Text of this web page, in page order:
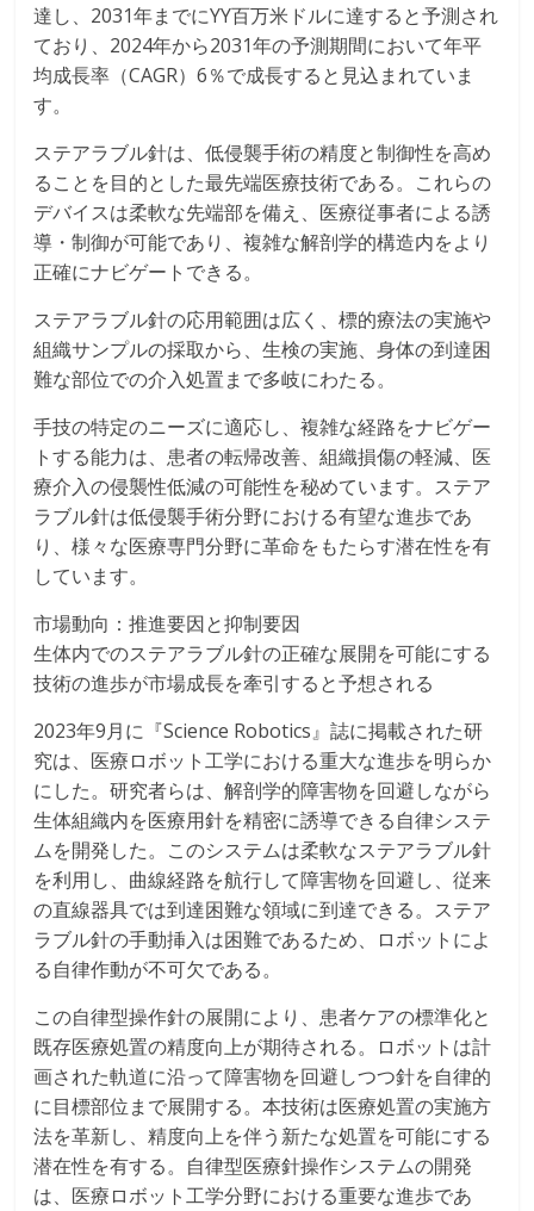
達し、2031年までにYY百万米ドルに達すると予測され
ており、2024年から2031年の予測期間において年平
均成長率（CAGR）6％で成長すると見込まれていま
す。
ステアラブル針は、低侵襲手術の精度と制御性を高め
ることを目的とした最先端医療技術である。これらの
デバイスは柔軟な先端部を備え、医療従事者による誘
導・制御が可能であり、複雑な解剖学的構造内をより
正確にナビゲートできる。
ステアラブル針の応用範囲は広く、標的療法の実施や
組織サンプルの採取から、生検の実施、身体の到達困
難な部位での介入処置まで多岐にわたる。
手技の特定のニーズに適応し、複雑な経路をナビゲー
トする能力は、患者の転帰改善、組織損傷の軽減、医
療介入の侵襲性低減の可能性を秘めています。ステア
ラブル針は低侵襲手術分野における有望な進歩であ
り、様々な医療専門分野に革命をもたらす潜在性を有
しています。
市場動向：推進要因と抑制要因
生体内でのステアラブル針の正確な展開を可能にする
技術の進歩が市場成長を牽引すると予想される
2023年9月に『Science Robotics』誌に掲載された研
究は、医療ロボット工学における重大な進歩を明らか
にした。研究者らは、解剖学的障害物を回避しながら
生体組織内を医療用針を精密に誘導できる自律システ
ムを開発した。このシステムは柔軟なステアラブル針
を利用し、曲線経路を航行して障害物を回避し、従来
の直線器具では到達困難な領域に到達できる。ステア
ラブル針の手動挿入は困難であるため、ロボットによ
る自律作動が不可欠である。
この自律型操作針の展開により、患者ケアの標準化と
既存医療処置の精度向上が期待される。ロボットは計
画された軌道に沿って障害物を回避しつつ針を自律的
に目標部位まで展開する。本技術は医療処置の実施方
法を革新し、精度向上を伴う新たな処置を可能にする
潜在性を有する。自律型医療針操作システムの開発
は、医療ロボット工学分野における重要な進歩であ